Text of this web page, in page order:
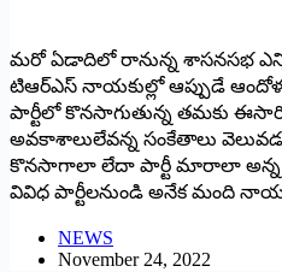
మరో ఏడాదిలో రానున్న శాసనసభ
టిఆర్‌ఎస్‌ ‌నాయకుల్లో ఆప్పుడే
పార్టీలో కొనసాగుతున్న తమకు
అవకాశాలులేవన్న సంకేతాలు
కొనసాగాలా లేదా పార్టీ మారాలా
వివిధ పార్టీలనుండి అనేక మంది
NEWS
November 24, 2022